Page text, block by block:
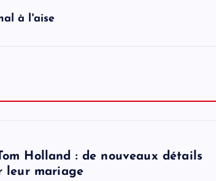
à l'aise
Holland : de nouveaux détails
leur mariage